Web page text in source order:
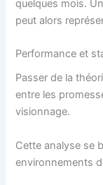
quelques mois.
peut alors
Performance et
Passer de la
entre les
visionnage.
Cette analyse se
environnements